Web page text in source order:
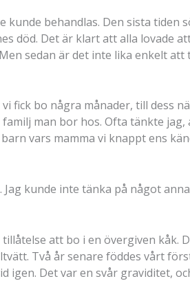
kunde behandlas. Den sista
död. Det är klart att alla lovade
sedan är det inte lika enkelt att
fick bo några månader, till dess
man bor hos. Ofta tänkte
vars mamma vi knappt ens
kunde inte tänka på något
att bo i en övergiven kåk.
Två år senare föddes vårt
Det var en svår graviditet,